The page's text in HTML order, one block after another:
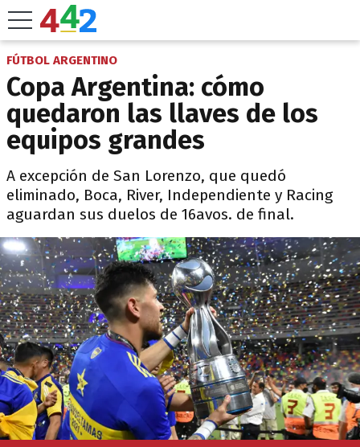
FÚTBOL ARGENTINO
Copa Argentina: cómo
quedaron las llaves de los
equipos grandes
A excepción de San Lorenzo, que quedó
eliminado, Boca, River, Independiente y Racing
aguardan sus duelos de 16avos. de final.